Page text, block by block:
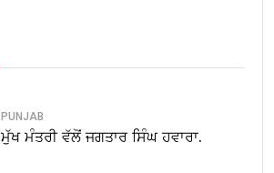
PUNJAB
ਮੁੱਖ ਮੰਤਰੀ ਵੱਲੋਂ ਜਗਤਾਰ ਸਿੰਘ ਹਵਾਰਾ.